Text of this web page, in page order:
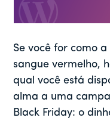
Se você for como
sangue vermelho,
qual você está
alma a uma
Black Friday: o